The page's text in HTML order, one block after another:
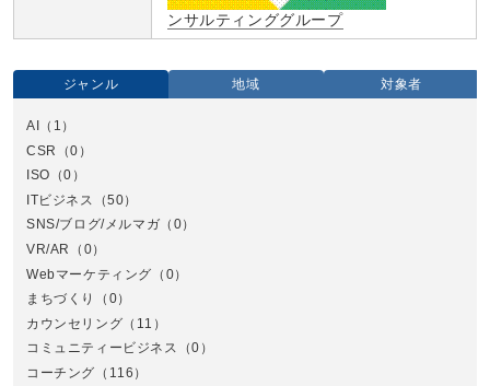
ンサルティンググループ
ジャンル 地域 対象者
AI
（1）
CSR
（0）
ISO （0）
ITビジネス
（50）
SNS/ブログ/メルマガ （0）
VR/AR
（0）
Webマーケティング （0）
まちづくり
（0）
カウンセリング （11）
コミュニティービジネス
（0）
コーチング （116）